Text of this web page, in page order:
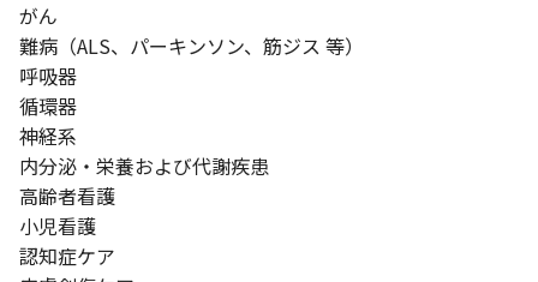
がん
難病（ALS、パーキンソン、筋ジス 等）
呼吸器
循環器
神経系
内分泌・栄養および代謝疾患
高齢者看護
小児看護
認知症ケア